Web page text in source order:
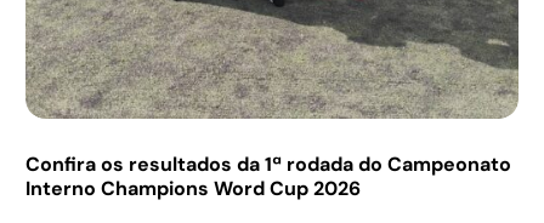
Confira os resultados da 1ª rodada do Campeonato
Interno Champions Word Cup 2026